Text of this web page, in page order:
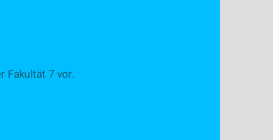
Fakultät 7 vor.